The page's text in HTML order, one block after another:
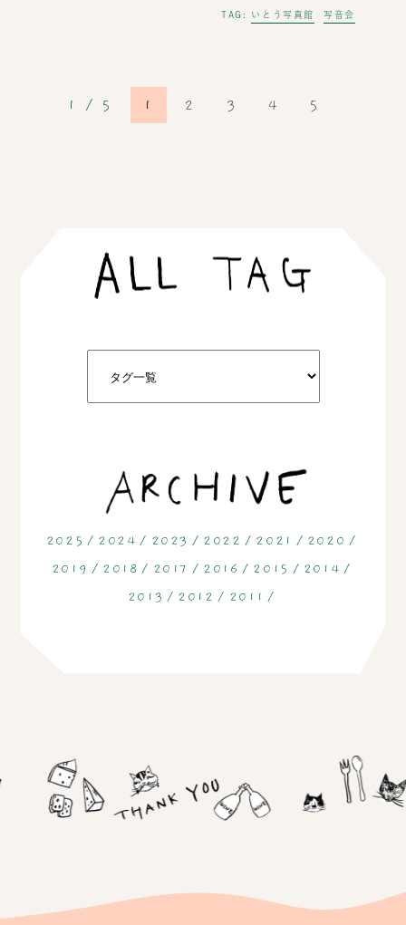
TAG: いとう写真館 写音会
1 / 5 1 2 3 4 5
2025 2024 2023 2022 2021
2020
2019
2018 2017 2016 2015
2014
2013
2012 2011